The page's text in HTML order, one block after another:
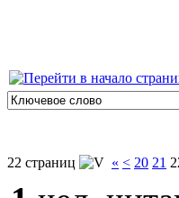
22 страниц « < 20 21